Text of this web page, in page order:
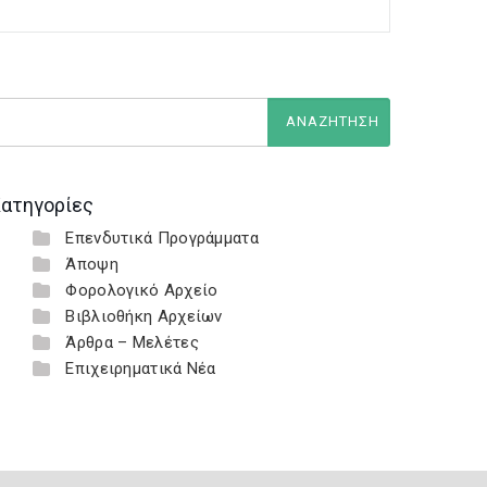
Επενδυτικά Προγράμματα
Άποψη
Φορολογικό Αρχείο
Βιβλιοθήκη Αρχείων
Άρθρα – Μελέτες
Επιχειρηματικά Νέα